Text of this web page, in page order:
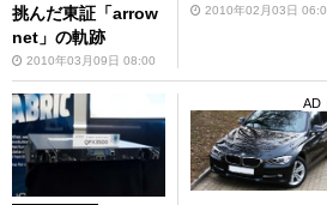
挑んだ東証「arrow
net」の軌跡
2010年03月09日 08:00
2010年02月03日
AD